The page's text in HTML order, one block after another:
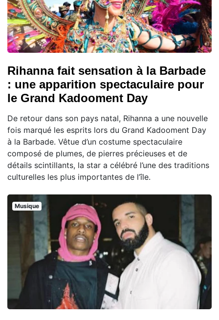
Rihanna fait sensation à la Barbade
: une apparition spectaculaire pour
le Grand Kadooment Day
De retour dans son pays natal, Rihanna a une nouvelle
fois marqué les esprits lors du Grand Kadooment Day
à la Barbade. Vêtue d’un costume spectaculaire
composé de plumes, de pierres précieuses et de
détails scintillants, la star a célébré l’une des traditions
culturelles les plus importantes de l’île.
Musique